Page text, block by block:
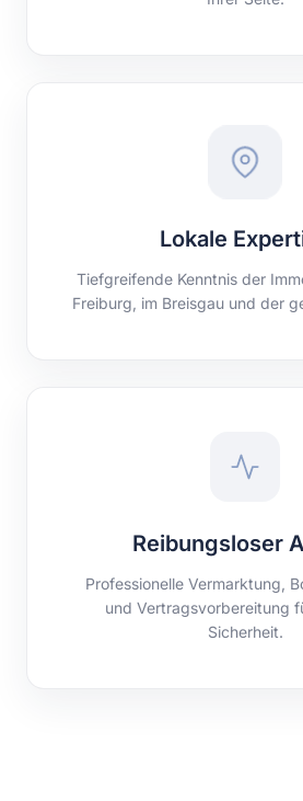
Lokale
Tiefgreifende Kenntnis der
Freiburg, im Breisgau und der
Reibungsloser
Professionelle Vermarktung,
und Vertragsvorbereitung
Sicherheit.